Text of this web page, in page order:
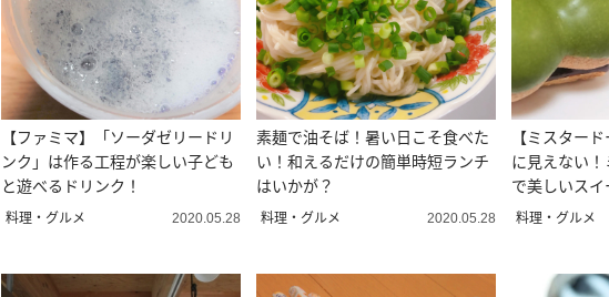
【ファミマ】「ソーダゼリードリ
ンク」は作る工程が楽しい子ども
と遊べるドリンク！
料理・グルメ 2020.05.28
素麺で油そば！暑い日こそ食べた
い！和えるだけの簡単時短ランチ
はいかが？
料理・グルメ 2020.05.28
【ミスター
に見えない
で美しいスイ
料理・グルメ